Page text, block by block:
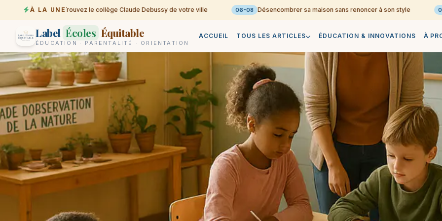
À LA UNE
07-08 Trouvez le collège Claude Debussy de votre ville 06-08 Désencombrer sa maison sans renoncer à son style 06-
Label Écoles Équitable
ÉDUCATION · PARENTALITÉ · ORIENTATION
ACCUEIL TOUS LES ARTICLES ÉDUCATION & INNOVATIONS À